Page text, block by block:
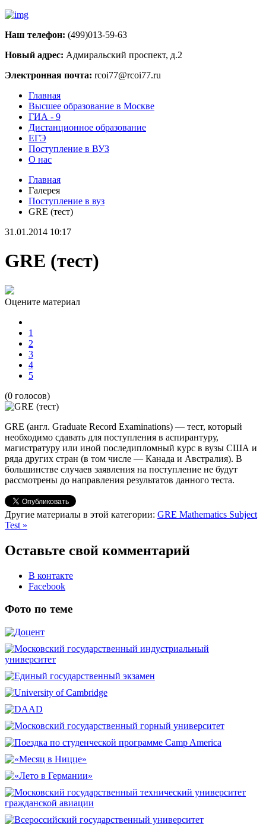
Наш телефон: (499)013-59-63
Новый адрес: Адмиральский проспект, д.2
Электронная почта: rcoi77@rcoi77.ru
Главная
Высшее образование в Москве
ГИА - 9
Дистанционное образование
ЕГЭ
Поступление в ВУЗ
О нас
Главная
Галерея
Поступление в вуз
GRE (тест)
31.01.2014 10:17
GRE (тест)
Оцените материал
1
2
3
4
5
(0 голосов)
GRE (англ. Graduate Record Examinations) — тест, который
необходимо сдавать для поступления в аспирантуру,
магистратуру или иной последипломный курс в вузы США и
ряда других стран (в том числе — Канада и Австралия). В
большинстве случаев заявления на поступление не будут
рассмотрены до направления результатов данного теста.
Другие материалы в этой категории: GRE Mathematics Subject
Test »
Оставьте свой комментарий
В контакте
Facebook
Фото по теме